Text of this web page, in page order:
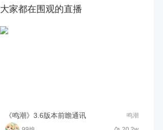
00:45 木糖_€
大家都在围观的直播
鸣潮
《鸣潮》3.6版本前瞻通讯